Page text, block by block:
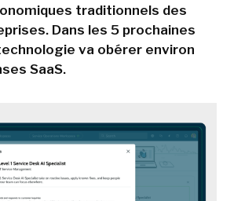
traditionnels des
Dans les 5 prochaines
va obérer environ
SaaS.